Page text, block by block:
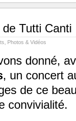
Tutti Canti
Photos & Vidéos
donné,
, un concert
de ce
convivialité.